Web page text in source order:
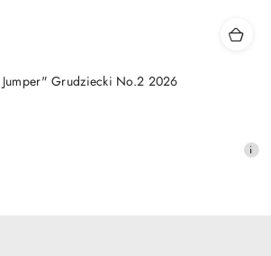
Jumper" Grudziecki No.2 2026